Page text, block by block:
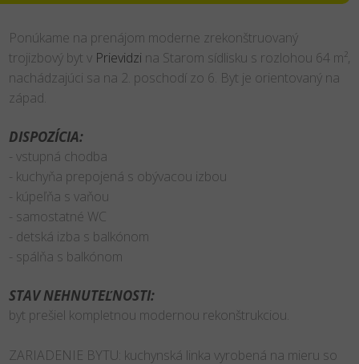
Ponúkame na prenájom moderne zrekonštruovaný
trojizbový byt v Prievidzi na Starom sídlisku s rozlohou 64 m²,
nachádzajúci sa na 2. poschodí zo 6. Byt je orientovaný na
západ.
DISPOZÍCIA:
- vstupná chodba
- kuchyňa prepojená s obývacou izbou
- kúpeľňa s vaňou
- samostatné WC
- detská izba s balkónom
- spálňa s balkónom
STAV NEHNUTEĽNOSTI:
byt prešiel kompletnou modernou rekonštrukciou.
ZARIADENIE BYTU: kuchynská linka vyrobená na mieru so